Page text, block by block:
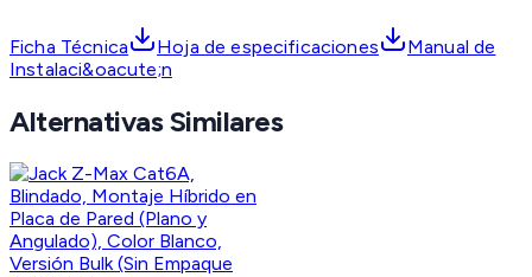
Ficha Técnica Hoja de especificaciones
Manual de
Instalaci&oacute;n
Alternativas Similares